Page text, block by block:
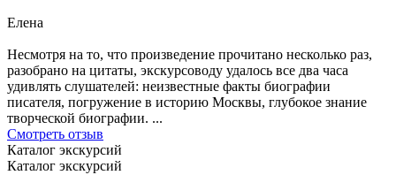
Елена
Несмотря на то, что произведение прочитано несколько раз,
разобрано на цитаты, экскурсоводу удалось все два часа
удивлять слушателей: неизвестные факты биографии
писателя, погружение в историю Москвы, глубокое знание
творческой биографии. ...
Смотреть отзыв
Каталог экскурсий
Каталог экскурсий